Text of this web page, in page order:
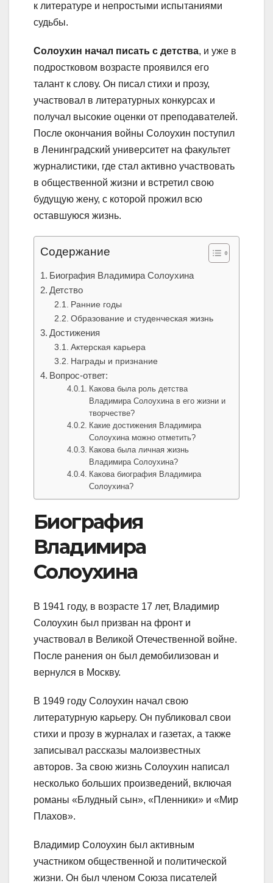
к литературе и непростыми испытаниями
судьбы.
Солоухин начал писать с детства, и уже в
подростковом возрасте проявился его
талант к слову. Он писал стихи и прозу,
участвовал в литературных конкурсах и
получал высокие оценки от преподавателей.
После окончания войны Солоухин поступил
в Ленинградский университет на факультет
журналистики, где стал активно участвовать
в общественной жизни и встретил свою
будущую жену, с которой прожил всю
оставшуюся жизнь.
Содержание
Биография Владимира Солоухина
Детство
Ранние годы
Образование и студенческая жизнь
Достижения
Актерская карьера
Награды и признание
Вопрос-ответ:
Какова была роль детства
Владимира Солоухина в его жизни и
творчестве?
Какие достижения Владимира
Солоухина можно отметить?
Какова была личная жизнь
Владимира Солоухина?
Какова биография Владимира
Солоухина?
Биография
Владимира
Солоухина
В 1941 году, в возрасте 17 лет, Владимир
Солоухин был призван на фронт и
участвовал в Великой Отечественной войне.
После ранения он был демобилизован и
вернулся в Москву.
В 1949 году Солоухин начал свою
литературную карьеру. Он публиковал свои
стихи и прозу в журналах и газетах, а также
записывал рассказы малоизвестных
авторов. За свою жизнь Солоухин написал
несколько больших произведений, включая
романы «Блудный сын», «Пленники» и «Мир
Плахов».
Владимир Солоухин был активным
участником общественной и политической
жизни. Он был членом Союза писателей